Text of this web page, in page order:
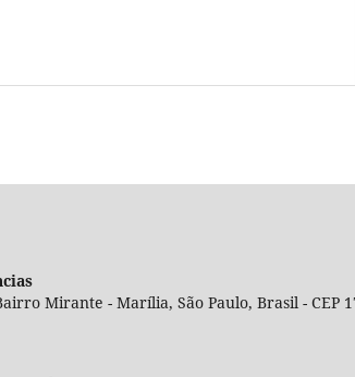
Mirante - Marília, São Paulo, Brasil - CEP